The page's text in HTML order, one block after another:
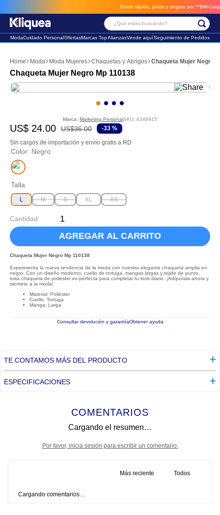
Envío rápido, gratis y seguro por **BM-Cargo**
¿Qué estás buscando?
ModaCuidado PersonalOfertasMarcas TopAlianzasVende aquíSeguimiento de Pedidos
Moda Moda Mujeres Chaquetas y Abrigos Chaqueta Mujer Negro
Chaqueta Mujer Negro Mp 110138
Marca: Marketing PersonalSKU: 8346915
US$ 24.00 US$36.00 -33 %
Sin cargos de importación y envío gratis a RD
Color: Negro
Talla
L M S XL XS
Cantidad
AGREGAR AL CARRITO
Chaqueta Mujer Negro Mp 110138
Experimenta la nueva tendencia de la moda con nuestra elegante chaqueta amplia en
negro. Con un diseño moderno, cuello de tortuga, mangas largas y tejido de punto,
esta chaqueta de poliéster es perfecta para completar tu look diario. ¡Adquírala ahora y
sientete a la moda!
Material: Poliéster
Cuello: Tortuga
Manga: Larga
Consultar devolución y garantíaObtener ayuda
TE CONTAMOS MÁS DEL PRODUCTO
ESPECIFICACIONES
COMENTARIOS
Cargando el resumen…
Por favor, inicia sesión para escribir un comentario.
Más reciente Todos
Cargando comentarios…
2. sandalia